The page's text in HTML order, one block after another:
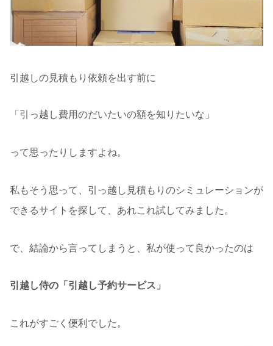
引越しの見積もり依頼を出す前に
「引っ越し費用のだいたいの額を知りたいな」
って思ったりしますよね。
私もそう思って、引っ越し見積もりのシミュレーションが
できるサイトを探して、あれこれ試してみました。
で、結論から言ってしまうと、私が使って良かったのは
引越し侍の「引越し予約サービス」
これがすごく便利でした。